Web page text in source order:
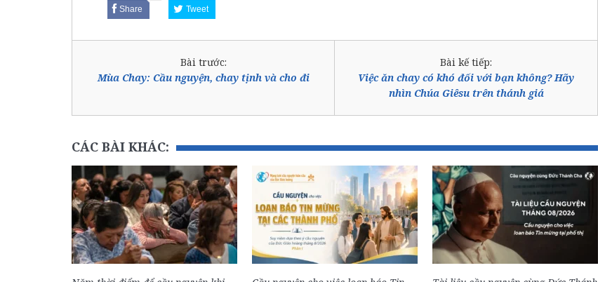
Share Tweet
Bài trước:
Mùa Chay: Cầu nguyện, chay tịnh và cho đi
Bài kế tiếp:
Việc ăn chay có khó đối với bạn không? Hãy
nhìn Chúa Giêsu trên thánh giá
CÁC BÀI KHÁC: